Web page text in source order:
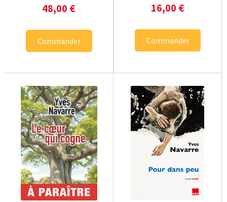
48,00 €
Commander
16,00 €
Commander